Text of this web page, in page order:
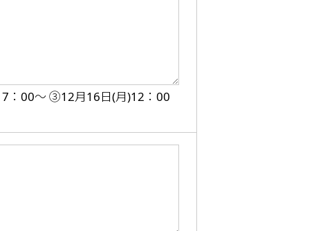
：00～ ③12月16日(月)12：00